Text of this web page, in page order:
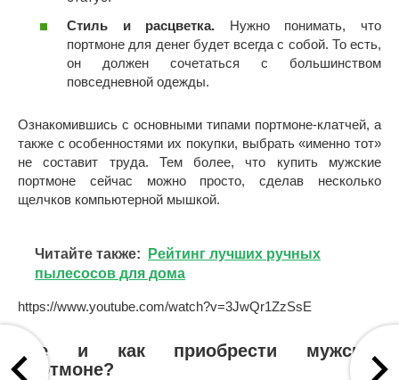
Стиль и расцветка. Нужно понимать, что
портмоне для денег будет всегда с собой. То есть,
он должен сочетаться с большинством
повседневной одежды.
Ознакомившись с основными типами портмоне-клатчей, а
также с особенностями их покупки, выбрать «именно тот»
не составит труда. Тем более, что купить мужские
портмоне сейчас можно просто, сделав несколько
щелчков компьютерной мышкой.
Читайте также:
Рейтинг лучших ручных
пылесосов для дома
https://www.youtube.com/watch?v=3JwQr1ZzSsE
Где и как приобрести мужское
портмоне?